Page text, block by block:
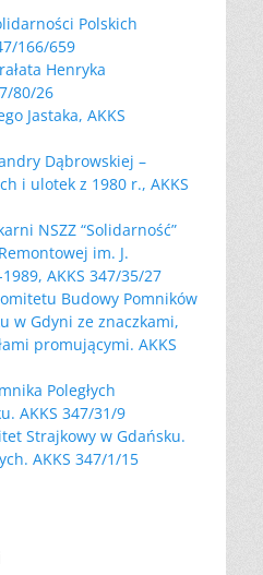
Polskich
166/659
Henryka
80/26
Jastaka, AKKS
Dąbrowskiej –
i ulotek z 1980 r., AKKS
NSZZ “Solidarność”
im. J.
AKKS 347/35/27
Budowy Pomników
w Gdyni ze znaczkami,
promującymi. AKKS
Poległych
AKKS 347/31/9
Strajkowy w Gdańsku.
AKKS 347/1/15